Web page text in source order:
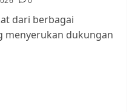
jadi Penghubung
dan Masyarakat di
dari berbagai
menyerukan dukungan